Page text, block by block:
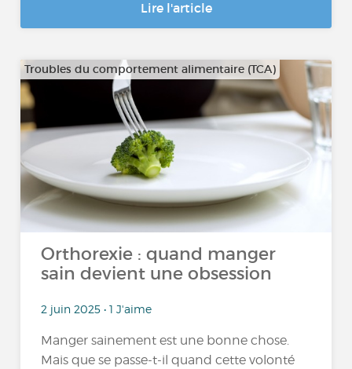
Lire l'article
Troubles du comportement alimentaire (TCA)
Orthorexie : quand manger
sain devient une obsession
2 juin 2025 • 1 J'aime
Manger sainement est une bonne chose.
Mais que se passe-t-il quand cette volonté